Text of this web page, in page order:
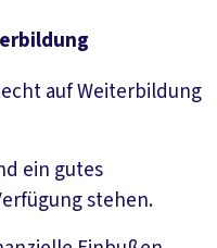
auf Weiterbildung
ein gutes
stehen.